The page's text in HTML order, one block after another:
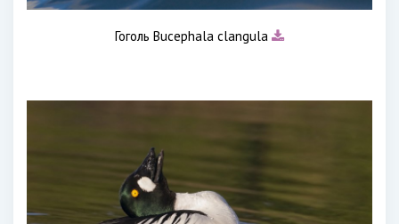
Гоголь Bucephala clangula